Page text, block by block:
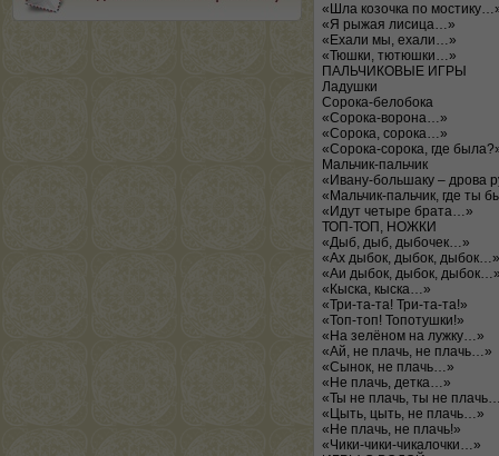
«Шла козочка по
«Я рыжая лисица…»
«Ехали мы, ехали…»
«Тюшки, тютюшки…»
ПАЛЬЧИКОВЫЕ ИГРЫ
Ладушки
Сорока-белобока
«Сорока-ворона…»
«Сорока, сорока…»
«Сорока-сорока, где
Мальчик-пальчик
«Ивану-большаку – дрова
«Мальчик-пальчик, где ты
«Идут четыре брата…»
ТОП-ТОП, НОЖКИ
«Дыб, дыб, дыбочек…»
«Ах дыбок, дыбок, дыбок…»
«Аи дыбок, дыбок,
«Кыска, кыска…»
«Три-та-та! Три-та-та!»
«Топ-топ! Топотушки!»
«На зелёном на лужку…»
«Ай, не плачь, не плачь…»
«Сынок, не плачь…»
«Не плачь, детка…»
«Ты не плачь, ты не
«Цыть, цыть, не плачь…»
«Не плачь, не плачь!»
«Чики-чики-чикалочки…»